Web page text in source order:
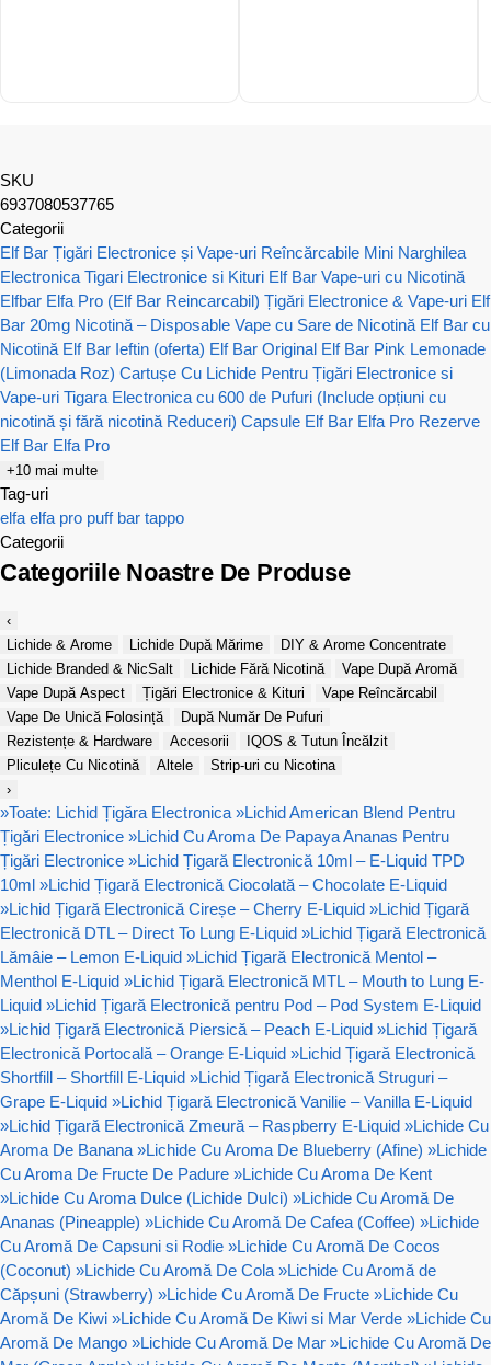
SKU
6937080537765
Categorii
Elf Bar Țigări Electronice și Vape-uri Reîncărcabile Mini Narghilea
Electronica Tigari Electronice si Kituri Elf Bar Vape-uri cu Nicotină
Elfbar Elfa Pro (Elf Bar Reincarcabil) Țigări Electronice & Vape-uri Elf
Bar 20mg Nicotină – Disposable Vape cu Sare de Nicotină Elf Bar cu
Nicotină Elf Bar Ieftin (oferta) Elf Bar Original Elf Bar Pink Lemonade
(Limonada Roz) Cartușe Cu Lichide Pentru Țigări Electronice si
Vape-uri Tigara Electronica cu 600 de Pufuri (Include opțiuni cu
nicotină și fără nicotină Reduceri) Capsule Elf Bar Elfa Pro Rezerve
Elf Bar Elfa Pro
+10 mai multe
Tag-uri
elfa elfa pro puff bar tappo
Categorii
Categoriile Noastre De Produse
‹
Lichide & Arome
Lichide După Mărime
DIY & Arome Concentrate
Lichide Branded & NicSalt
Lichide Fără Nicotină
Vape După Aromă
Vape După Aspect
Țigări Electronice & Kituri
Vape Reîncărcabil
Vape De Unică Folosință
După Număr De Pufuri
Rezistențe & Hardware
Accesorii
IQOS & Tutun Încălzit
Pliculețe Cu Nicotină
Altele
Strip-uri cu Nicotina
›
»Toate: Lichid Țigăra Electronica »Lichid American Blend Pentru
Țigări Electronice »Lichid Cu Aroma De Papaya Ananas Pentru
Țigări Electronice »Lichid Țigară Electronică 10ml – E-Liquid TPD
10ml »Lichid Țigară Electronică Ciocolată – Chocolate E-Liquid
»Lichid Țigară Electronică Cireșe – Cherry E-Liquid »Lichid Țigară
Electronică DTL – Direct To Lung E-Liquid »Lichid Țigară Electronică
Lămâie – Lemon E-Liquid »Lichid Țigară Electronică Mentol –
Menthol E-Liquid »Lichid Țigară Electronică MTL – Mouth to Lung E-
Liquid »Lichid Țigară Electronică pentru Pod – Pod System E-Liquid
»Lichid Țigară Electronică Piersică – Peach E-Liquid »Lichid Țigară
Electronică Portocală – Orange E-Liquid »Lichid Țigară Electronică
Shortfill – Shortfill E-Liquid »Lichid Țigară Electronică Struguri –
Grape E-Liquid »Lichid Țigară Electronică Vanilie – Vanilla E-Liquid
»Lichid Țigară Electronică Zmeură – Raspberry E-Liquid »Lichide Cu
Aroma De Banana »Lichide Cu Aroma De Blueberry (Afine) »Lichide
Cu Aroma De Fructe De Padure »Lichide Cu Aroma De Kent
»Lichide Cu Aroma Dulce (Lichide Dulci) »Lichide Cu Aromă De
Ananas (Pineapple) »Lichide Cu Aromă De Cafea (Coffee) »Lichide
Cu Aromă De Capsuni si Rodie »Lichide Cu Aromă De Cocos
(Coconut) »Lichide Cu Aromă De Cola »Lichide Cu Aromă de
Căpșuni (Strawberry) »Lichide Cu Aromă De Fructe »Lichide Cu
Aromă De Kiwi »Lichide Cu Aromă De Kiwi si Mar Verde »Lichide Cu
Aromă De Mango »Lichide Cu Aromă De Mar »Lichide Cu Aromă De